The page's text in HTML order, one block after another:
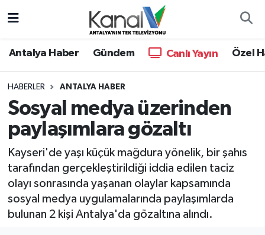
Antalya Haber Gündem Canlı Yayın Özel
HABERLER ANTALYA HABER
Sosyal medya üzerinden
paylaşımlara gözaltı
Kayseri'de yaşı küçük mağdura yönelik, bir şahıs
tarafından gerçekleştirildiği iddia edilen taciz
olayı sonrasında yaşanan olaylar kapsamında
sosyal medya uygulamalarında paylaşımlarda
bulunan 2 kişi Antalya'da gözaltına alındı.
Antalya Haber
Dünya
Eğitim
Ekonomi
Gündem
Hava Durumu
Trafik Durumu
Süper Lig Puan Durumu ve Fikstür
Tüm Manşetler
Son Dakika Haberleri